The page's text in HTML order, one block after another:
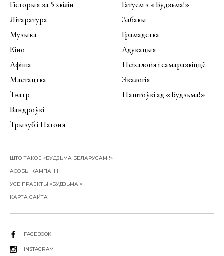
Гісторыя за 5 хвілін
Літаратура
Музыка
Кіно
Афіша
Мастацтва
Тэатр
Вандроўкі
Трызуб і Пагоня
Гатуем з «Будзьма!»
Забавы
Грамадства
Адукацыя
Псіхалогія і самаразвіццё
Экалогія
Паштоўкі ад «Будзьма!»
ШТО ТАКОЕ «БУДЗЬМА БЕЛАРУСАМІ!»
АСОБЫ КАМПАНІІ
УСЕ ПРАЕКТЫ «БУДЗЬМА!»
КАРТА САЙТА
FACEBOOK
INSTAGRAM